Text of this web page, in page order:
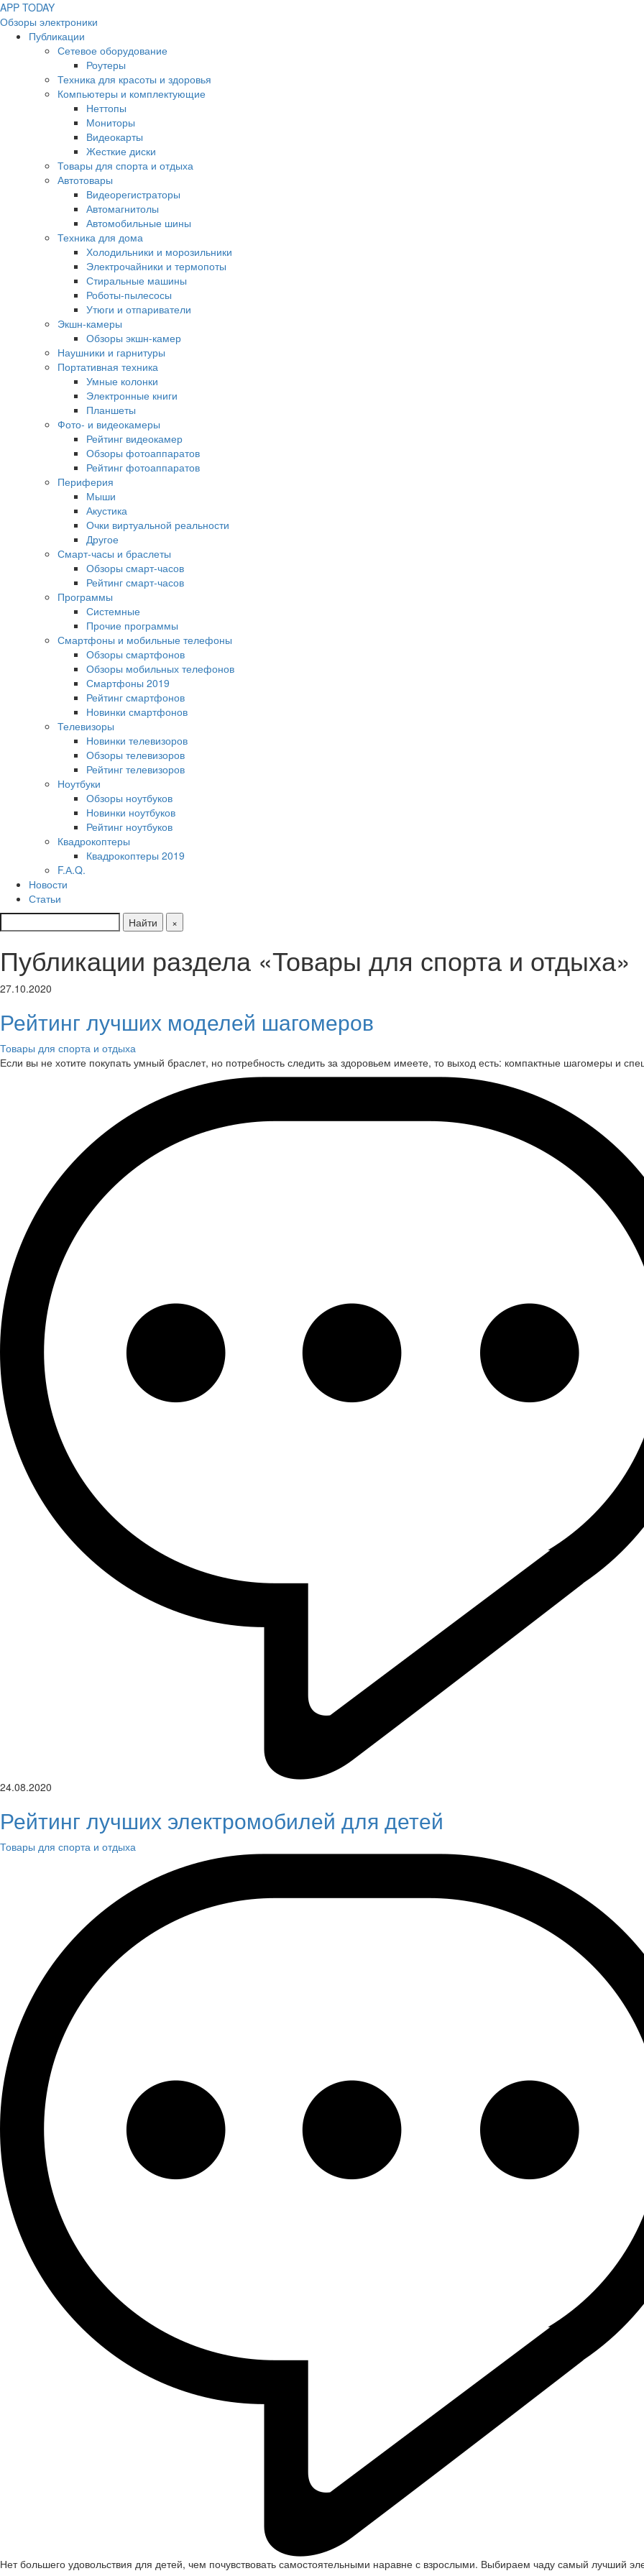
APP TODAY
Обзоры электроники
Публикации
Сетевое оборудование
Роутеры
Техника для красоты и здоровья
Компьютеры и комплектующие
Неттопы
Мониторы
Видеокарты
Жесткие диски
Товары для спорта и отдыха
Автотовары
Видеорегистраторы
Автомагнитолы
Автомобильные шины
Техника для дома
Холодильники и морозильники
Электрочайники и термопоты
Стиральные машины
Роботы-пылесосы
Утюги и отпариватели
Экшн-камеры
Обзоры экшн-камер
Наушники и гарнитуры
Портативная техника
Умные колонки
Электронные книги
Планшеты
Фото- и видеокамеры
Рейтинг видеокамер
Обзоры фотоаппаратов
Рейтинг фотоаппаратов
Периферия
Мыши
Акустика
Очки виртуальной реальности
Другое
Смарт-часы и браслеты
Обзоры смарт-часов
Рейтинг смарт-часов
Программы
Системные
Прочие программы
Смартфоны и мобильные телефоны
Обзоры смартфонов
Обзоры мобильных телефонов
Смартфоны 2019
Рейтинг смартфонов
Новинки смартфонов
Телевизоры
Новинки телевизоров
Обзоры телевизоров
Рейтинг телевизоров
Ноутбуки
Обзоры ноутбуков
Новинки ноутбуков
Рейтинг ноутбуков
Квадрокоптеры
Квадрокоптеры 2019
F.А.Q.
Новости
Статьи
Найти
×
Публикации раздела «Товары для спорта и отдыха»
27.10.2020
Рейтинг лучших моделей шагомеров
Товары для спорта и отдыха
Если вы не хотите покупать умный браслет, но потребность следить за здоровьем имеете, то выход есть: компактные шагомеры и
24.08.2020
Рейтинг лучших электромобилей для детей
Товары для спорта и отдыха
Нет большего удовольствия для детей, чем почувствовать самостоятельными наравне с взрослыми. Выбираем чаду самый лучший